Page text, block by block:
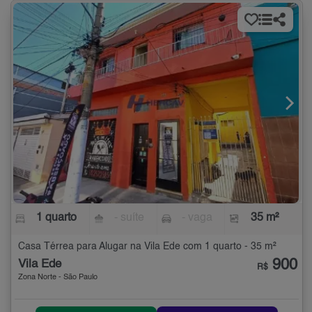
1 quarto 35 m²
Casa Térrea para Alugar na Vila Ede com 1 quarto - 35 m²
Vila Ede
Zona Norte - São Paulo
R$ 900